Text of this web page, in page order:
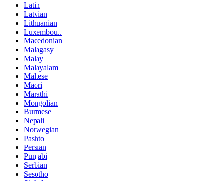
Latin
Latvian
Lithuanian
Luxembou..
Macedonian
Malagasy
Malay
Malayalam
Maltese
Maori
Marathi
Mongolian
Burmese
Nepali
Norwegian
Pashto
Persian
Punjabi
Serbian
Sesotho